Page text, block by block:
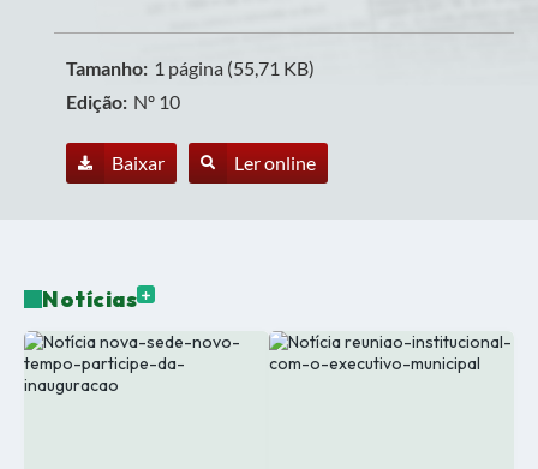
Tamanho: 1 página (55,71 KB)
Edição: Nº 10
Baixar Ler online
Notícias
Ver Mais